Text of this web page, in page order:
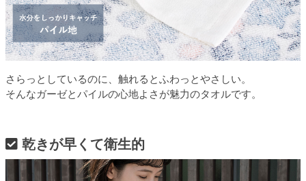
さらっとしているのに、触れるとふわっとやさしい。
そんなガーゼとパイルの心地よさが魅力のタオルです。
乾きが早くて衛生的